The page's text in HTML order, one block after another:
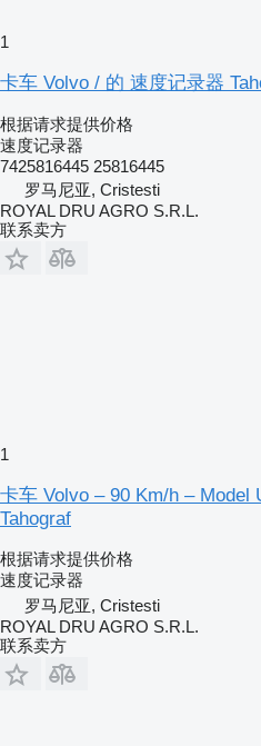
1
卡车 Volvo / 的 速度记录器
根据请求提供价格
速度记录器
7425816445 25816445
罗马尼亚, Cristesti
ROYAL DRU AGRO S.R.L.
联系卖方
1
卡车 Volvo – 90 Km/h – Model
Tahograf
根据请求提供价格
速度记录器
罗马尼亚, Cristesti
ROYAL DRU AGRO S.R.L.
联系卖方